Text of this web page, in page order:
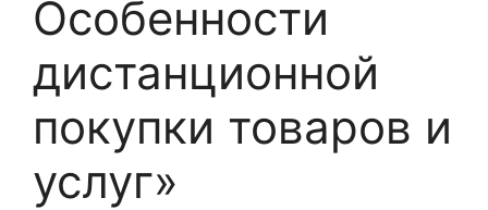
Особенности
дистанционной
покупки товаров и
услуг»